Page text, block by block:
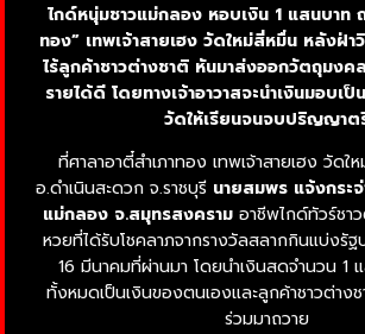
ไกด์หนุ่มชาวแม่กลอง หอบเงิน 1 แสนบาท
ทอง” เทพเจ้าสายเฮง วัดใหม่สี่หมื่น หลังฝ่
ไร้ลูกค้าชาวต่างชาติ หันมาส่งออกวัตถุมงค
รายได้ดี โดยทางเจ้าอาวาสจะนำเงินมอบเ
วัดให้เรียนจนจบปริญญาต
ที่ศาลาอาตี๋สำเภาทอง เทพเจ้าสายเฮง วัด
อ.ดำเนินสะดวก จ.ราชบุรี นายสมพร แจ้งกระ
แม่กลอง จ.สมุทรสงครามอาชีพไกด์ทัวร์ชา
หวยที่ได้รับโชคลาภจากรางวัลสลากกินแบ่งรัฐ
16 มีนาคมที่ผ่านมา โดยนำเงินสดจำนวน 1
ทั้งหมดเป็นเงินของตนเองและลูกค้าชาวต่า
ร่วมมาถวาย